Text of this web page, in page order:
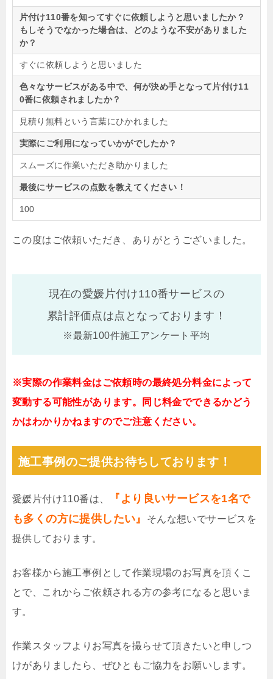
片付け110番を知ってすぐに依頼しようと思いましたか？
もしそうでなかった場合は、どのような不安がありました
か？
すぐに依頼しようと思いました
色々なサービスがある中で、何が決め手となって片付け11
0番に依頼されましたか？
見積り無料という言葉にひかれました
実際にご利用になっていかがでしたか？
スムーズに作業いただき助かりました
最後にサービスの点数を教えてください！
100
この度はご依頼いただき、ありがとうございました。
現在の愛媛片付け110番サービスの
累計評価点は点となっております！
※最新100件施工アンケート平均
※実際の作業料金はご依頼時の最終処分料金によって
変動する可能性があります。同じ料金でできるかどう
かはわかりかねますのでご注意ください。
施工事例のご提供お待ちしております！
愛媛片付け110番は、
『より良いサービスを1名で
も多くの方に提供したい』
そんな想いでサービスを
提供しております。
お客様から施工事例として作業現場のお写真を頂くこ
とで、これからご依頼される方の参考になると思いま
す。
作業スタッフよりお写真を撮らせて頂きたいと申しつ
けがありましたら、ぜひともご協力をお願いします。